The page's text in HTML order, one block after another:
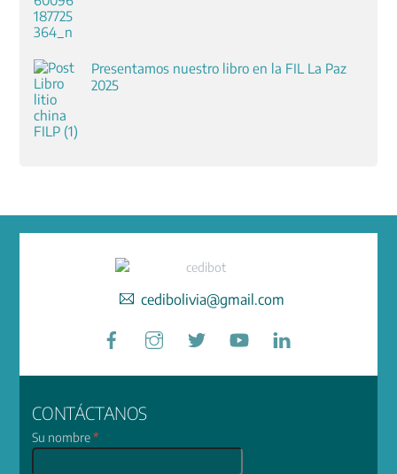
Presentamos nuestro libro en la FIL La Paz
2025
cedibolivia@gmail.com
Facebook YouTube
CONTÁCTANOS
Su nombre*